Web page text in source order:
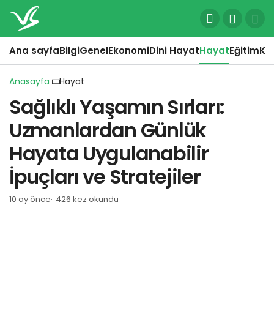
Ana sayfaBilgiGenelEkonomiDini HayatHayatEğitim
Anasayfa Hayat
Sağlıklı Yaşamın Sırları:
Uzmanlardan Günlük
Hayata Uygulanabilir
İpuçları ve Stratejiler
10 ay önce 426 kez okundu